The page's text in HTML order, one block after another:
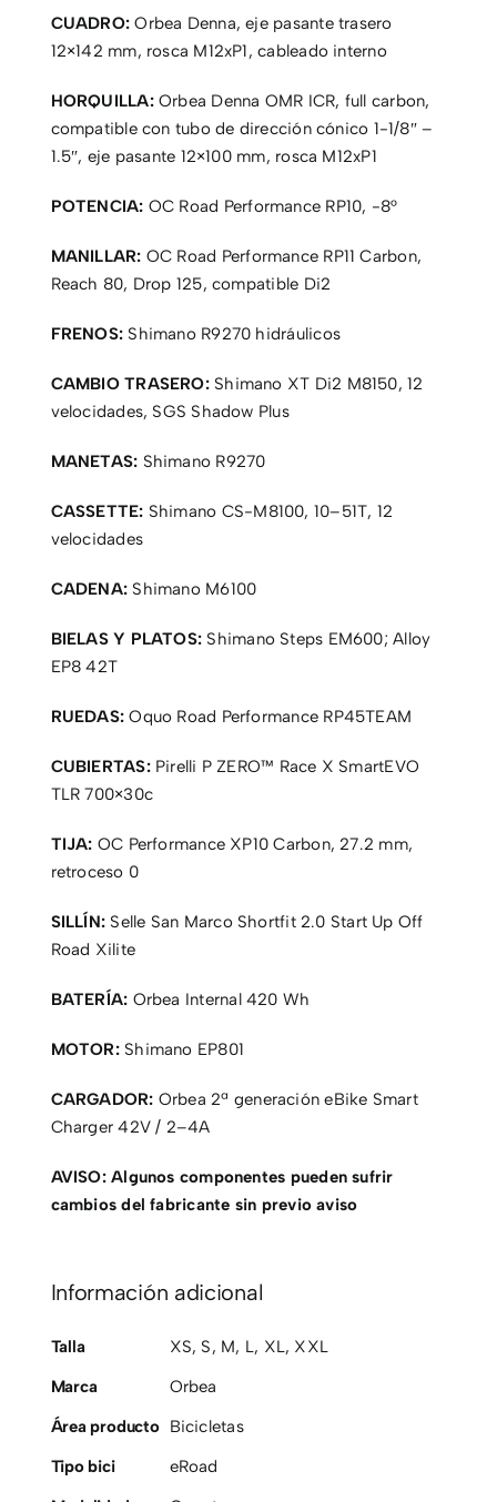
CUADRO: Orbea Denna, eje pasante trasero
12×142 mm, rosca M12xP1, cableado interno
HORQUILLA:Orbea Denna OMR ICR, full carbon,
compatible con tubo de dirección cónico 1-1/8″ –
1.5″, eje pasante 12×100 mm, rosca M12xP1
POTENCIA: OC Road Performance RP10, -8°
MANILLAR: OC Road Performance RP11 Carbon,
Reach 80, Drop 125, compatible Di2
FRENOS: Shimano R9270 hidráulicos
CAMBIO TRASERO:Shimano XT Di2 M8150, 12
velocidades, SGS Shadow Plus
MANETAS: Shimano R9270
CASSETTE: Shimano CS-M8100, 10–51T, 12
velocidades
CADENA: Shimano M6100
BIELAS Y PLATOS: Shimano Steps EM600; Alloy
EP8 42T
RUEDAS: Oquo Road Performance RP45TEAM
CUBIERTAS:Pirelli P ZERO™ Race X SmartEVO
TLR 700×30c
TIJA: OC Performance XP10 Carbon, 27.2 mm,
retroceso 0
SILLÍN: Selle San Marco Shortfit 2.0 Start Up Off
Road Xilite
BATERÍA: Orbea Internal 420 Wh
MOTOR:Shimano EP801
CARGADOR: Orbea 2ª generación eBike Smart
Charger 42V / 2–4A
AVISO: Algunos componentes pueden sufrir
cambios del fabricante sin previo aviso
Información adicional
Talla XS, S, M, L, XL, XXL
Marca
Orbea
Área producto Bicicletas
Tipo bici
eRoad